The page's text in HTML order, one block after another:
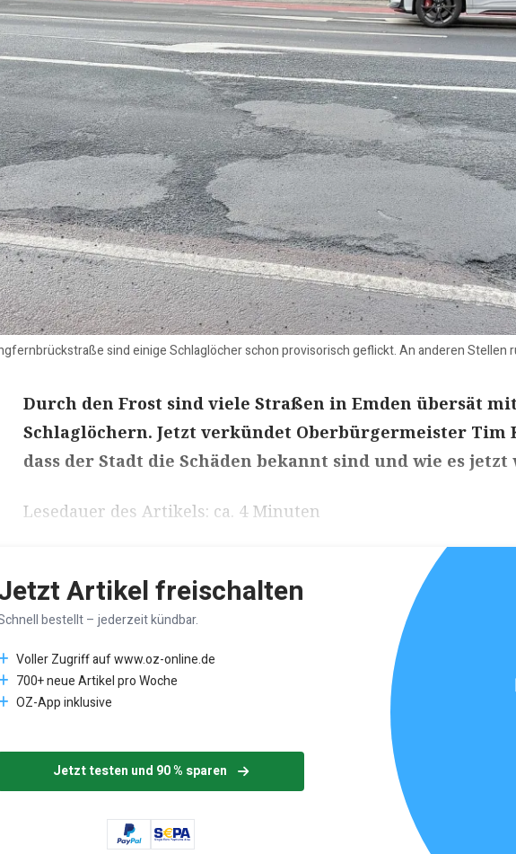
sind einige Schlaglöcher schon provisorisch geflickt. An anderen Stellen
Durch den Frost sind viele Straßen in Emden übersät
Schlaglöchern. Jetzt verkündet Oberbürgermeister Tim
dass der Stadt die Schäden bekannt sind und wie es
Lesedauer des Artikels: ca. 4 Minuten
Artikel freischalten
bestellt – jederzeit kündbar.
Voller Zugriff auf www.oz-online.de
700+ neue Artikel pro Woche
OZ-App inklusive
Jetzt testen und 90 % sparen